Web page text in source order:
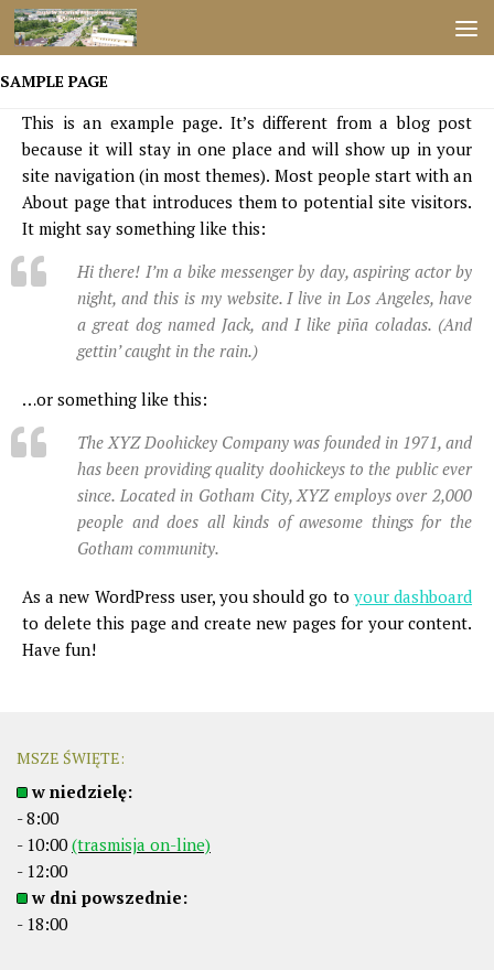
Przejdź do treści
SAMPLE PAGE
This is an example page. It’s different from a blog post
because it will stay in one place and will show up in your
site navigation (in most themes). Most people start with an
About page that introduces them to potential site visitors.
It might say something like this:
Hi there! I’m a bike messenger by day, aspiring actor by
night, and this is my website. I live in Los Angeles, have
a great dog named Jack, and I like piña coladas. (And
gettin’ caught in the rain.)
…or something like this:
The XYZ Doohickey Company was founded in 1971, and
has been providing quality doohickeys to the public ever
since. Located in Gotham City, XYZ employs over 2,000
people and does all kinds of awesome things for the
Gotham community.
As a new WordPress user, you should go to your dashboard
to delete this page and create new pages for your content.
Have fun!
MSZE ŚWIĘTE:
w niedzielę:
- 8:00
- 10:00(trasmisja on-line)
- 12:00
w dni powszednie:
- 18:00